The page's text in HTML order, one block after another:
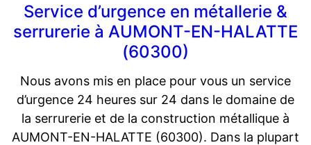
Service d’urgence en métallerie &
serrurerie à AUMONT-EN-HALATTE
(60300)
Nous avons mis en place pour vous un service
d’urgence 24 heures sur 24 dans le domaine de
la serrurerie et de la construction métallique à
AUMONT-EN-HALATTE (60300). Dans la plupart